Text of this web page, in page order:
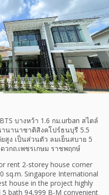
บางหว้า 1.6 กม.urban สไตล์
านานาชาติสิงคโปร์ธนบุรี 5.5
สูง เป็นส่วนตัว ลมเย็นสบาย 5
วกถ.เพชรเกษม ราชพฤกษ์
rent 2-storey house corner
sq.m. Singapore International
house in the project highly
bath 94,999 B-M convenient